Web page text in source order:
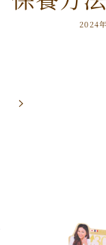
2024